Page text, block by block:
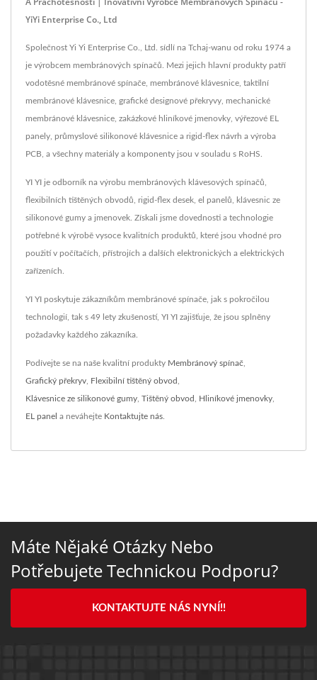
YiYi Enterprise Co., Ltd
Společnost Yi Yi Enterprise Co., Ltd. sídlí na Tchaj-wanu od roku 1974 a
je výrobcem membránových spínačů. Mezi jejich hlavní produkty patří
vodotěsné membránové spínače, membránové klávesnice, taktilní
membránové klávesnice, grafické designové překryvy, mechanické
membránové klávesnice, zakázkové hliníkové jmenovky, výřezové EL
panely, průmyslové silikonové klávesnice a rigid-flex návrh a výroba
PCB, a všechny materiály a komponenty jsou v souladu s RoHS.
YI YI je odborník na výrobu membránových klávesových spínačů,
flexibilních tištěných obvodů, rigid-flex desek, el panelů, klávesnic ze
silikonové gumy a jmenovek. Získali jsme dovednosti a technologie
potřebné k výrobě vysoce kvalitních produktů, které jsou vhodné pro
použití v počítačích, přístrojích a dalších elektronických a elektrických
zařízeních.
YI YI poskytuje zákazníkům membránové spínače, jak s pokročilou
technologií, tak s 49 lety zkušeností, YI YI zajišťuje, že jsou splněny
požadavky každého zákazníka.
Podívejte se na naše kvalitní produkty Membránový spínač
Grafický překryv Flexibilní tištěný obvod
Klávesnice ze silikonové gumy Tištěný obvod Hliníkové jmenovky
EL panel a neváhejte Kontaktujte nás
Máte Nějaké Otázky Nebo
Potřebujete Technickou Podporu?
KONTAKTUJTE NÁS NYNÍ!!